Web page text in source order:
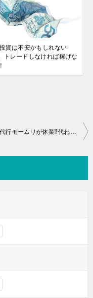
資は不安かもしれない
トレードしなければ稼げな
退職代行モームリが休業⁉︎代わりにおすすめはどこ⁉︎